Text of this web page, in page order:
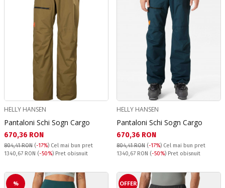
HELLY HANSEN
Pantaloni Schi Sogn Cargo
Текуща цена:
670,36 RON
804,41 RON (-17%) Cel mai bun pret
Pret obisnuit:
1340,67 RON (-50%) Pret obisnuit
HELLY HANSEN
Pantaloni Schi Sogn Cargo
Текуща цена:
670,36 RON
804,41 RON (-17%) Cel mai bun pret
Pret obisnuit:
1340,67 RON (-50%) Pret obisnuit
% OFFER